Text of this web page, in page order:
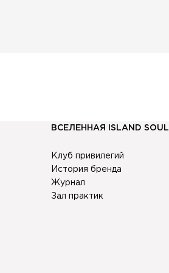
ВСЕЛЕННАЯ ISLAND SOUL
Клуб привилегий
История бренда
Журнал
Зал практик